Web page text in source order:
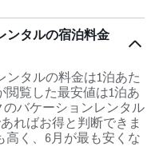
ンタルの宿泊料金
ンタルの料金は1泊あた
閲覧した最安値は1泊あ
のバケーションレンタル
ればお得と判断できま
高く、6月が最も安くな